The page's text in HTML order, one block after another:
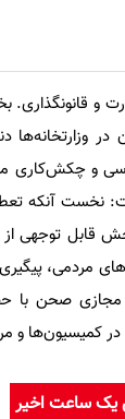
نظارت و
وزارتخانه‌ها
و چکش‌کاری
نخست
توجهی از
در کمیسیون‌ها
یک ساعت اخیر